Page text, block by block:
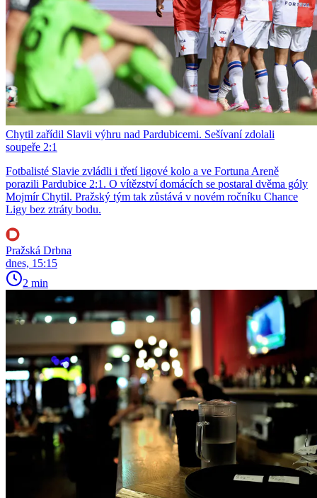
Chytil zařídil Slavii výhru nad Pardubicemi. Sešívaní zdolali
soupeře 2:1
Fotbalisté Slavie zvládli i třetí ligové kolo a ve Fortuna Areně
porazili Pardubice 2:1. O vítězství domácích se postaral dvěma góly
Mojmír Chytil. Pražský tým tak zůstává v novém ročníku Chance
Ligy bez ztráty bodu.
Pražská Drbna
dnes, 15:15
2 min